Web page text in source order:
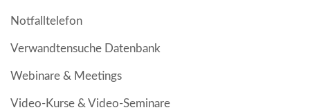
Notfalltelefon
Verwandtensuche Datenbank
Webinare & Meetings
Video-Kurse & Video-Seminare